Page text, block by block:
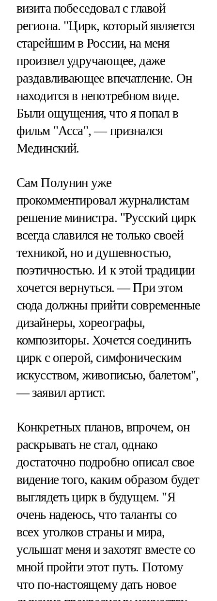
визита побеседовал с главой
региона. "Цирк, который является
старейшим в России, на меня
произвел удручающее, даже
раздавливающее впечатление. Он
находится в непотребном виде.
Были ощущения, что я попал в
фильм "Асса", — признался
Мединский.
Сам Полунин уже
прокомментировал журналистам
решение министра. "Русский цирк
всегда славился не только своей
техникой, но и душевностью,
поэтичностью. И к этой традиции
хочется вернуться. — При этом
сюда должны прийти современные
дизайнеры, хореографы,
композиторы. Хочется соединить
цирк с оперой, симфоническим
искусством, живописью, балетом",
— заявил артист.
Конкретных планов, впрочем, он
раскрывать не стал, однако
достаточно подробно описал свое
видение того, каким образом будет
выглядеть цирк в будущем. "Я
очень надеюсь, что таланты со
всех уголков страны и мира,
услышат меня и захотят вместе со
мной пройти этот путь. Потому
что по-настоящему дать новое